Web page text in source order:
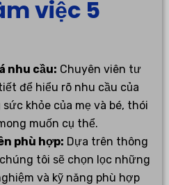
việc 5
nhu cầu: Chuyên viên tư
để hiểu rõ nhu cầu của
khỏe của mẹ và bé, thói
muốn cụ thể.
phù hợp: Dựa trên thông
tôi sẽ chọn lọc những
và kỹ năng phù hợp